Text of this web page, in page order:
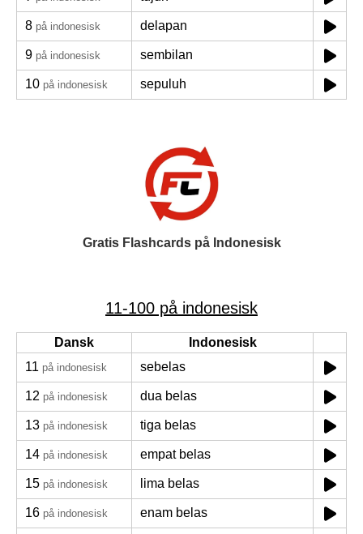
8 på indonesisk delapan
9 på indonesisk sembilan
10 på indonesisk sepuluh
Gratis Flashcards på Indonesisk
11-100 på indonesisk
Dansk
Indonesisk
11 på indonesisk sebelas
12 på indonesisk dua belas
13 på indonesisk tiga belas
14 på indonesisk empat belas
15 på indonesisk lima belas
16 på indonesisk enam belas